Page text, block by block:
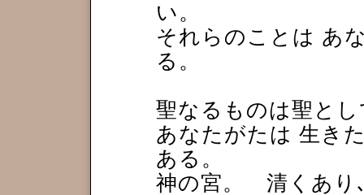
い。
それらのことは あ
る。
聖なるものは聖と
あなたがたは 生き
ある。
神の宮。 清くあり